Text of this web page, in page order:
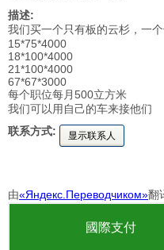
描述:
我们买一个只有板的云杉，一
15*75*4000
18*100*4000
21*100*4000
67*67*3000
每个职位每月500立方米
我们可以用自己的车来接他们
联系方式:
显示联系人
由«Яндекс.Переводчиком»翻
國際支付